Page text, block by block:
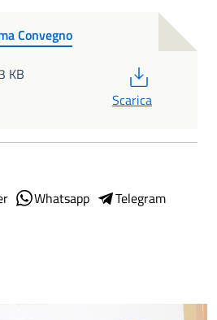
Convegno
KB
Scarica
Whatsapp
Telegram